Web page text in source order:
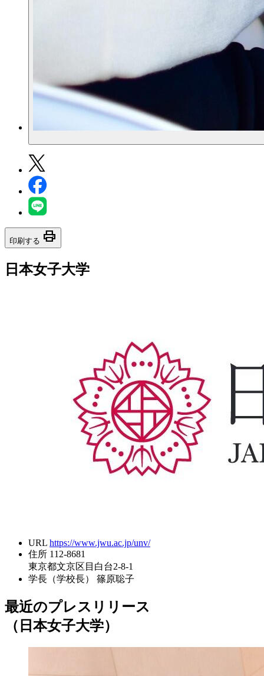
印刷する print
日本女子大学
URL https://www.jwu.ac.jp/unv/
住所 112-8681
東京都文京区目白台2-8-1
学長（学校長）
篠原聡子
最近のプレスリリース
（日本女子大学）